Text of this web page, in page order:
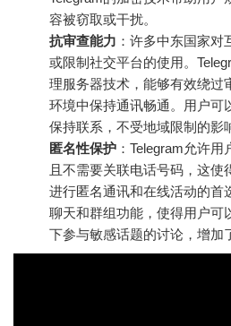
容被窃取或干扰。
抗审查能力 ：许多中东国家
或限制社交平台的使用。
理服务器技术，能够有效绕过
环境中保持通讯畅通。用户可
保持联系，不受地域限制的影
匿名性保护 ：Telegram允许
且不需要关联电话号码，这使
进行匿名通讯和在线活动的首
聊天和群组功能，使得用户可
下参与敏感话题的讨论，增加